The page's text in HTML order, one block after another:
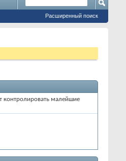
Расширенный поиск
контролировать малейшие